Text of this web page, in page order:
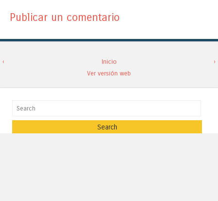
Publicar un comentario
‹ ›
Inicio
Ver versión web
Search